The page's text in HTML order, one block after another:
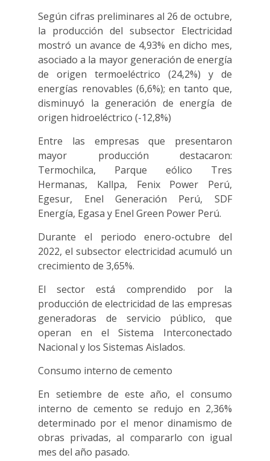
Según cifras preliminares al 26 de octubre,
la producción del subsector Electricidad
mostró un avance de 4,93% en dicho mes,
asociado a la mayor generación de energía
de origen termoeléctrico (24,2%) y de
energías renovables (6,6%); en tanto que,
disminuyó la generación de energía de
origen hidroeléctrico (-12,8%)
Entre las empresas que presentaron
mayor producción destacaron:
Termochilca, Parque eólico Tres
Hermanas, Kallpa, Fenix Power Perú,
Egesur, Enel Generación Perú, SDF
Energía, Egasa y Enel Green Power Perú.
Durante el periodo enero-octubre del
2022, el subsector electricidad acumuló un
crecimiento de 3,65%.
El sector está comprendido por la
producción de electricidad de las empresas
generadoras de servicio público, que
operan en el Sistema Interconectado
Nacional y los Sistemas Aislados.
Consumo interno de cemento
En setiembre de este año, el consumo
interno de cemento se redujo en 2,36%
determinado por el menor dinamismo de
obras privadas, al compararlo con igual
mes del año pasado.